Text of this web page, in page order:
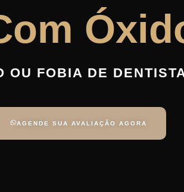
OU FOBIA DE
AGENDE SUA AVALIAÇÃO AGORA